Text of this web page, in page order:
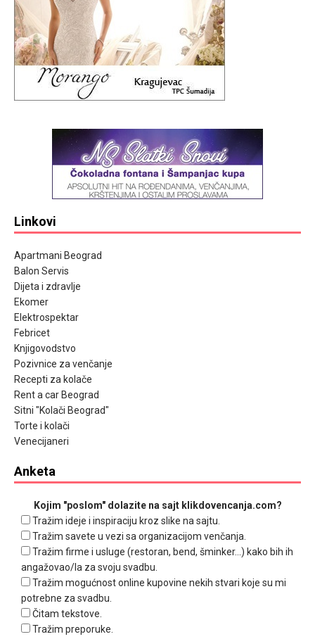
Linkovi
Apartmani Beograd
Balon Servis
Dijeta i zdravlje
Ekomer
Elektrospektar
Febricet
Knjigovodstvo
Pozivnice za venčanje
Recepti za kolače
Rent a car Beograd
Sitni "Kolači Beograd"
Torte i kolači
Venecijaneri
Anketa
Kojim "poslom" dolazite na sajt klikdovencanja.com?
Tražim ideje i inspiraciju kroz slike na sajtu.
Tražim savete u vezi sa organizacijom venčanja.
Tražim firme i usluge (restoran, bend, šminker...) kako bih ih
angažovao/la za svoju svadbu.
Tražim mogućnost online kupovine nekih stvari koje su mi
potrebne za svadbu.
Čitam tekstove.
Tražim preporuke.